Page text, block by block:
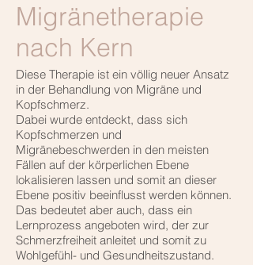
Migränetherapie
nach Kern
Diese Therapie ist ein völlig neuer Ansatz
in der Behandlung von Migräne und
Kopfschmerz.
Dabei wurde entdeckt, dass sich
Kopfschmerzen und
Migränebeschwerden in den meisten
Fällen auf der körperlichen Ebene
lokalisieren lassen und somit an dieser
Ebene positiv beeinflusst werden können.
Das bedeutet aber auch, dass ein
Lernprozess angeboten wird, der zur
Schmerzfreiheit anleitet und somit zu
Wohlgefühl- und Gesundheitszustand.